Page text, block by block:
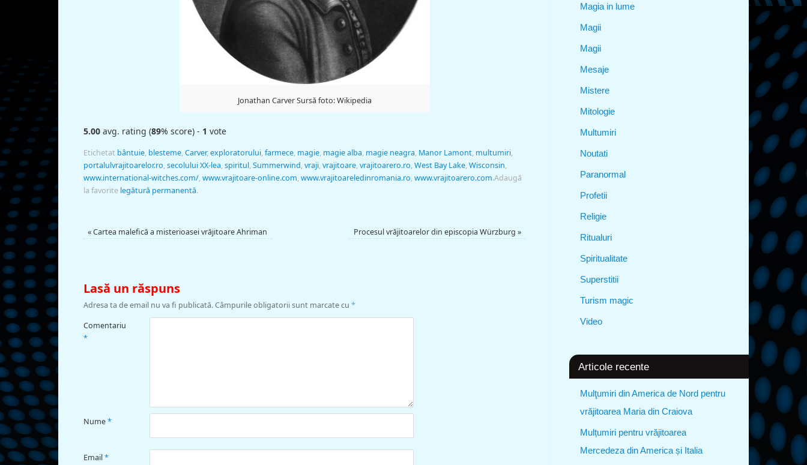
Jonathan Carver Sursă foto: Wikipedia
5.00 avg. rating (89% score) - 1 vote
Etichetat bântuie, blesteme,Carver,exploratorului,farmece, magie, magie alba, magie neagra, Manor Lamont, multumiri,
portalulvrajitoarelor.ro,secolului XX-lea,spiritul,Summerwind,vraji,vrajitoare,vrajitoarero.ro,West Bay Lake,Wisconsin,
www.international-witches.com/,www.vrajitoare-online.com,www.vrajitoareledinromania.ro,www.vrajitoarero.com.Adaugă
la favorite legătură permanentă.
«Cartea malefică a misterioasei vrăjitoare Ahriman Procesul vrăjitoarelor din episcopia Würzburg »
Lasă un răspuns
Adresa ta de email nu va fi publicată.Câmpurile obligatorii sunt marcate cu *
Comentariu
*
Nume*
Email*
Magia in lume
Magii
Magii
Mesaje
Mistere
Mitologie
Multumiri
Noutati
Paranormal
Profetii
Religie
Ritualuri
Spiritualitate
Superstitii
Turism magic
Video
Articole recente
Mulţumiri din America de Nord pentru
vrăjitoarea Maria din Craiova
Mulțumiri pentru vrăjitoarea
Mercedeza din America și Italia